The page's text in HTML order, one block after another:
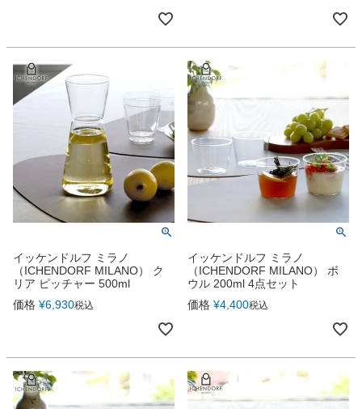
イッケンドルフ ミラノ
（ICHENDORF MILANO） ク
リア ピッチャー 500ml
価格 ¥6,930税込
イッケンドルフ ミラノ
（ICHENDORF MILANO） ボ
ウル 200ml 4点セット
価格 ¥4,400税込